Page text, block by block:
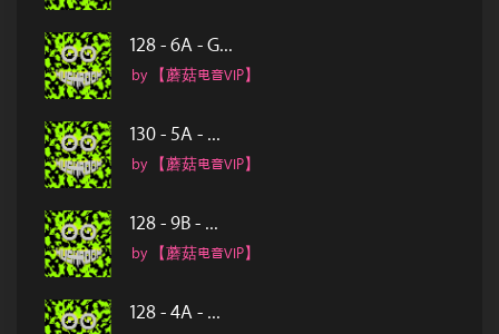
128 - 6A - G...
by 【蘑菇电音VIP】
130 - 5A - ...
by 【蘑菇电音VIP】
128 - 9B - ...
by 【蘑菇电音VIP】
128 - 4A - ...